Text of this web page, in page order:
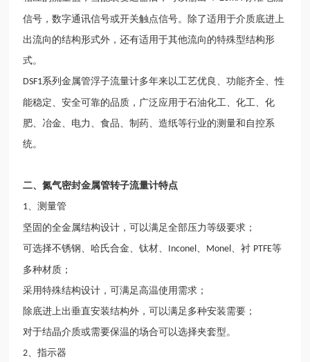
信号，数字通讯信号或开关触点信号。除了适用于介质底进上
出流向的结构形式外，还有适用于其他流向的特殊型结构形
式。
DSF1系列金属管浮子流量计多年来以工艺优良、功能齐全、性
能稳定、安全可靠的品质，广泛应用于石油化工、化工、化
肥、冶金、电力、食品、制药、造纸等行业的测量和自控系
统。
二、氮气密封金属管转子流量计特点
1 、测量管
坚固的全金属结构设计，可以满足全部压力等级要求；
可选择不锈钢、哈氏合金、钛材、 Inconel Monel 、衬 PTFE等
多种材质；
采用特殊结构设计，可满足高温使用需求；
除底进上出垂直安装结构外，可以满足多种安装需要；
对于结晶介质或需要保温的场合可以选择夹套型。
2 、指示器